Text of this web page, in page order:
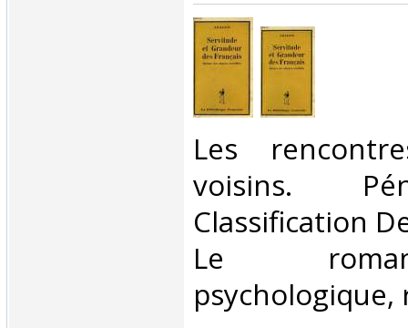
‎Les
voisins.
Classification
Le
psychologique,